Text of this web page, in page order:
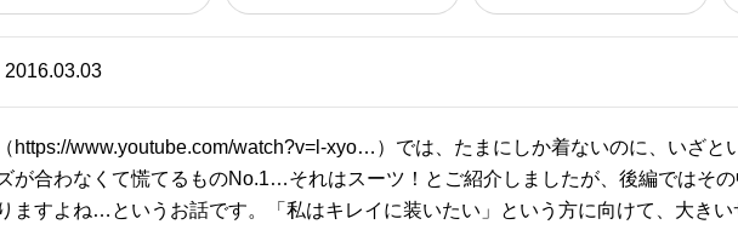
2016.03.03
https://www.youtube.com/watch?v=l-xyo… ）では、たまにしか着ないのに、いざと
が合わなくて慌てるものNo.1…それはスーツ！とご紹介しましたが、後編ではそ
ますよね…というお話です。「私はキレイに装いたい」という方に向けて、大きい